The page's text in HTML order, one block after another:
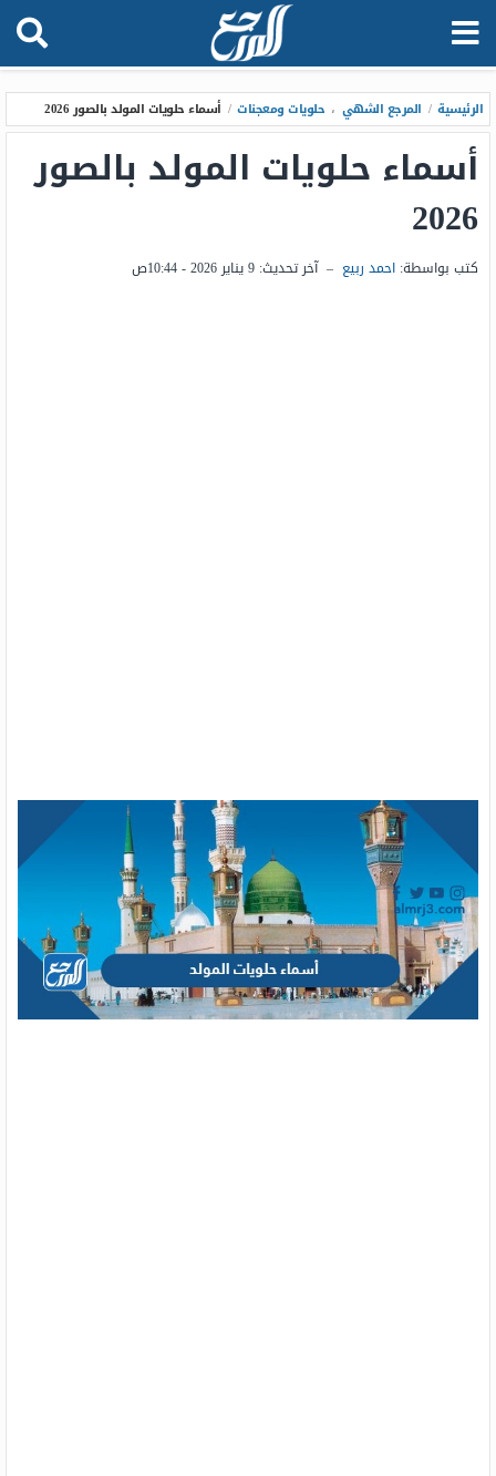
الرئيسية / المرجع الشهي ، حلويات ومعجنات / أسماء حلويات المولد بالصور 2026
أسماء حلويات المولد بالصور
2026
كتب بواسطة: احمد ربيع – آخر تحديث: 9 يناير 2026 - 10:44ص